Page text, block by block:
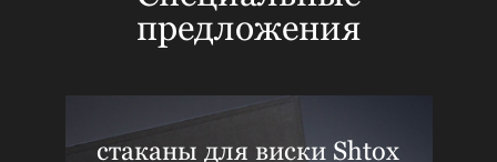
предложения
стаканы для виски Shtox